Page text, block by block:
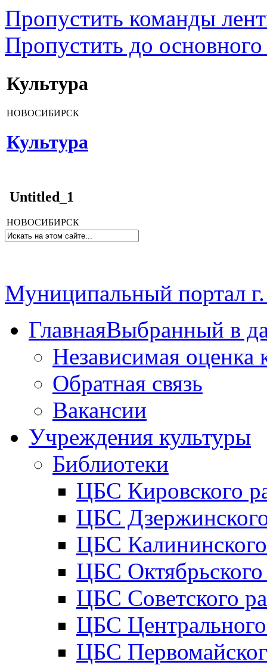
Пропустить команды
Пропустить до основного
Культура
НОВОСИБИРСК
Культура
Untitled_1
НОВОСИБИРСК
Муниципальный портал
ГлавнаяВыбранный в
Независимая оценка
Обратная связь
Вакансии
Учреждения культуры
Библиотеки
ЦБС Кировского
ЦБС
ЦБС
ЦБС
ЦБС Советского
ЦБС
ЦБС